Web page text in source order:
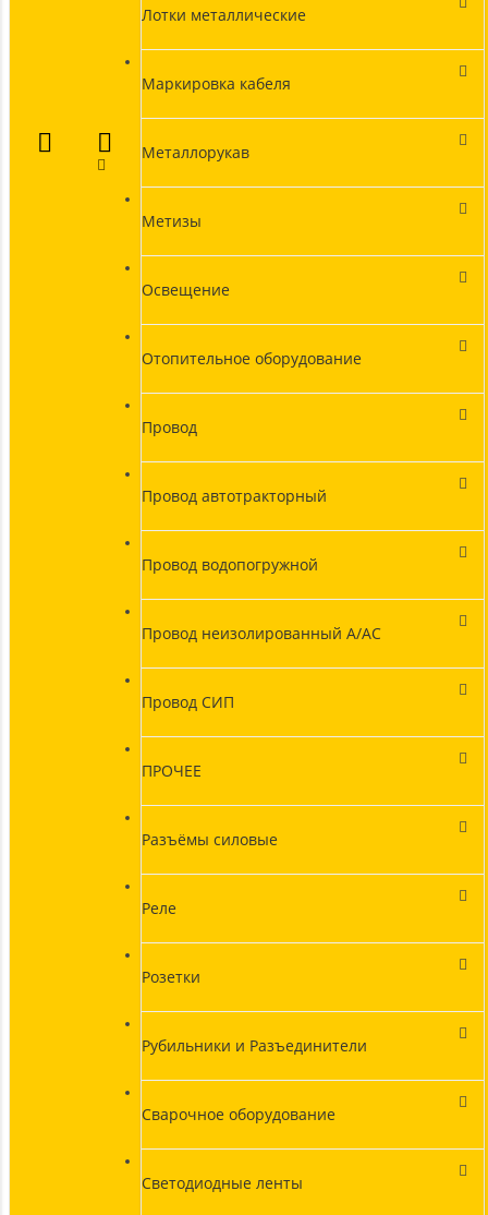
Лотки металлические
Маркировка кабеля
Металлорукав
Метизы
Освещение
Отопительное оборудование
Провод
Провод автотракторный
Провод водопогружной
Провод неизолированный А/АС
Провод СИП
ПРОЧЕЕ
Разъёмы силовые
Реле
Розетки
Рубильники и Разъединители
Сварочное оборудование
Светодиодные ленты